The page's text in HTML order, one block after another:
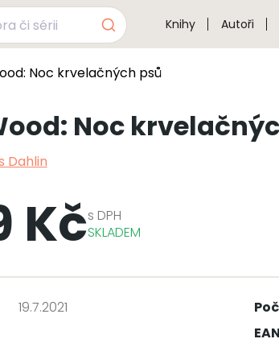
Knihy Autoři
Noc krvelačných psů
Noc
Dahlin
Kčs DPH
SKLADEM
19.7.2021